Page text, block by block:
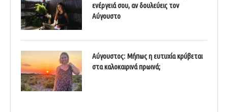
ενέργειά σου, αν δουλεύεις τον
Αύγουστο
Αύγουστος: Μήπως η ευτυχία κρύβεται
στα καλοκαιρινά πρωινά;